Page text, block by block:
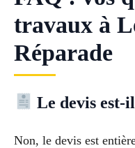
travaux à
Réparade
Le devis est-
Non, le devis est